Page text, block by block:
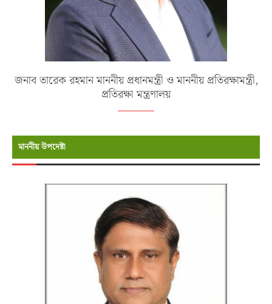
জনাব তারেক রহমান মাননীয় প্রধানমন্ত্রী ও মাননীয় প্রতিরক্ষামন্ত্রী,
প্রতিরক্ষা মন্ত্রণালয়
মাননীয় উপদেষ্টা